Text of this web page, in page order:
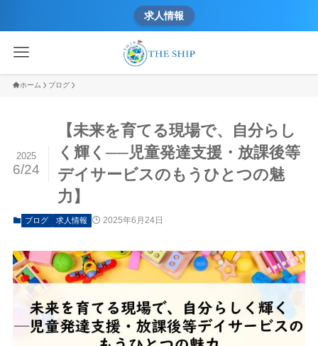
求人情報
ホーム ブログ
【未来を育てる現場で、自分らし
く輝く──児童発達支援・放課後等
デイサービスのもうひとつの魅
力】
2025
6/24
ブログ 求人情報 2025年6月24日